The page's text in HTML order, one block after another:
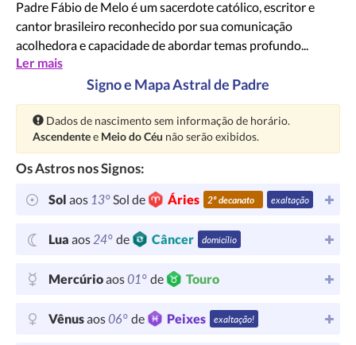
Padre Fábio de Melo é um sacerdote católico, escritor e
cantor brasileiro reconhecido por sua comunicação
acolhedora e capacidade de abordar temas profundo...
Ler mais
Signo e Mapa Astral de Padre
Atenção:
Dados de nascimento sem informação de horário.
Ascendentee Meio do Céu não serão exibidos.
Os Astros nos Signos:
Sol aos 13°Sol de Áries 2º decanato exaltação
Lua aos24° de Câncer domicílio
Mercúrioaos01° de Touro
Vênusaos06° de Peixes exaltação!